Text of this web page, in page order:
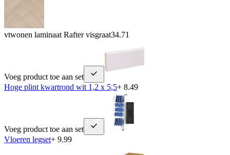
vtwonen laminaat Rafter visgraat34.71
Voeg product toe aan set
Hoge plint kwartrond wit 1,2 x 5,5+ 8.49
Voeg product toe aan set
Vloeren legset+ 9.99